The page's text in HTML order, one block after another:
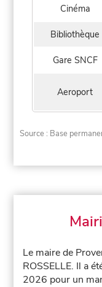
Cinéma
Bibliothèque
Gare SNCF
Aeroport
Source : Base
Le maire de
ROSSELLE. Il a
2026 pour un